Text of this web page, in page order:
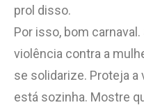
prol disso.
Por isso, bom
violência contra a
se solidarize. Proteja a
está sozinha. Mostre